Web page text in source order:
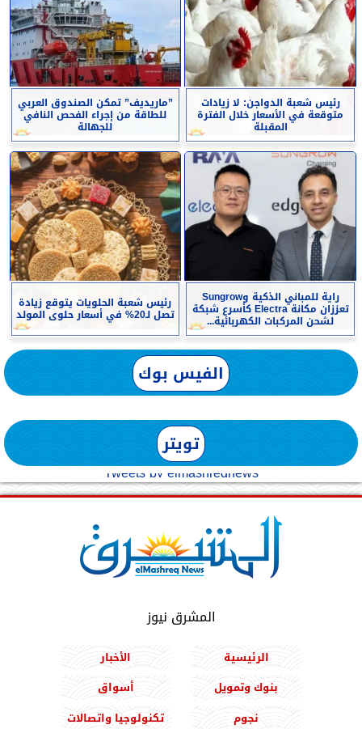
رئيس شعبة الدواجن: لا زيادات
متوقعة في الأسعار خلال الفترة
المقبلة
”ماريديف” تمكن الصندوق العربي
للطاقة من إجراء الفحص النافي
للجهالة
راية للمباني الذكية وSungrow
تعززان مكانة Electra كأسرع شبكة
لشحن المركبات الكهربائية...
رئيس شعبة الحلويات يتوقع زيادة
تصل لـ20% في أسعار حلوى المولد
الفيس بوك
تويتر
Tweets by elmashreqnews
المشرق نيوز
الرئيسية
الأخبار
بنوك وتمويل
أسواق
نجوم
تكنولوجيا واتصالات